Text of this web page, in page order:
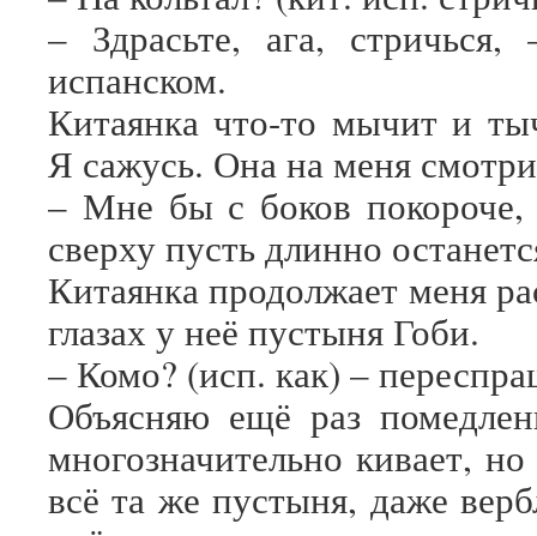
– Здрасьте, ага,
испанском.
Китаянка что-то мычит и
Я сажусь. Она на меня
– Мне бы с боков
сверху пусть длинно
Китаянка продолжает меня
глазах у неё пустыня Гоби.
– Комо? (исп. как) –
Объясняю ещё раз
многозначительно кивает,
всё та же пустыня, даже